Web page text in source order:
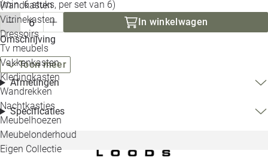
Wandkasten
Vitrinekasten
Dressoirs
Tv meubels
Vakkenkasten
Kledingkasten
Wandrekken
Nachtkastjes
Meubelhoezen
Meubelonderhoud
Eigen Collectie
(min. 6 stuks, per set van 6)
In winkelwagen
Omschrijving
Toon meer
Afmetingen
Specificaties